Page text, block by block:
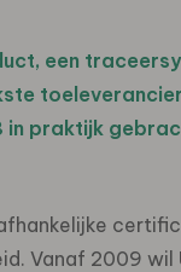
een
praktijk
Vanaf 2009 wil